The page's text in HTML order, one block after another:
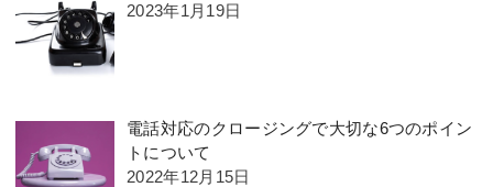
2023年1月19日
電話対応のクロージングで大切な6つのポイン
トについて
2022年12月15日